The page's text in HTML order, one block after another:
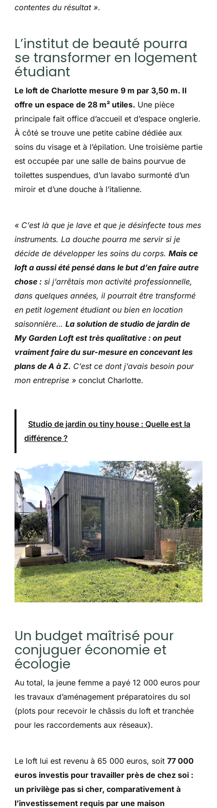
contentes du résultat ».
L’institut de beauté pourra
se transformer en logement
étudiant
Le loft de Charlotte mesure 9 m par 3,50 m. Il
offre un espace de 28 m² utiles. Une pièce
principale fait office d’accueil et d’espace onglerie.
À côté se trouve une petite cabine dédiée aux
soins du visage et à l’épilation. Une troisième partie
est occupée par une salle de bains pourvue de
toilettes suspendues, d’un lavabo surmonté d’un
miroir et d’une douche à l’italienne.
« C’est là que je lave et que je désinfecte tous mes
instruments. La douche pourra me servir si je
décide de développer les soins du corps. Mais ce
loft a aussi été pensé dans le but d’en faire autre
chose : si j’arrêtais mon activité professionnelle,
dans quelques années, il pourrait être transformé
en petit logement étudiant ou bien en location
saisonnière… La solution de studio de jardin de
My Garden Loft est très qualitative : on peut
vraiment faire du sur-mesure en concevant les
plans de A à Z. C’est ce dont j’avais besoin pour
mon entreprise » conclut Charlotte.
Studio de jardin ou tiny house : Quelle est la
différence ?
Un budget maîtrisé pour
conjuguer économie et
écologie
Au total, la jeune femme a payé 12 000 euros pour
les travaux d’aménagement préparatoires du sol
(plots pour recevoir le châssis du loft et tranchée
pour les raccordements aux réseaux).
Le loft lui est revenu à 65 000 euros, soit 77 000
euros investis pour travailler près de chez soi :
un privilège pas si cher, comparativement à
l’investissement requis par une maison